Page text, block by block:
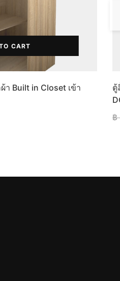
CART
า Built in Closet เข้า
ตู้
฿